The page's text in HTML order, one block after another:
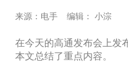
来源：电手 编辑： 小淙
在今天的高通发布会上发
本文总结了重点内容。